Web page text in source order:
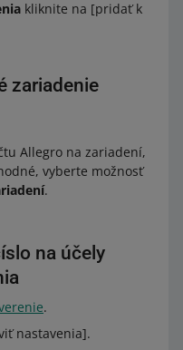
kliknite na [pridať k
zariadenie
Allegro na zariadení,
vyberte možnosť
.
na účely
.
nastavenia].